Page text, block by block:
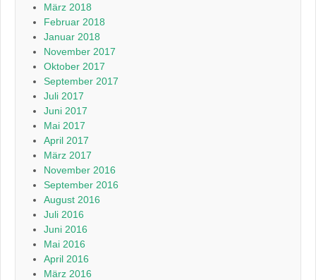
März 2018
Februar 2018
Januar 2018
November 2017
Oktober 2017
September 2017
Juli 2017
Juni 2017
Mai 2017
April 2017
März 2017
November 2016
September 2016
August 2016
Juli 2016
Juni 2016
Mai 2016
April 2016
März 2016